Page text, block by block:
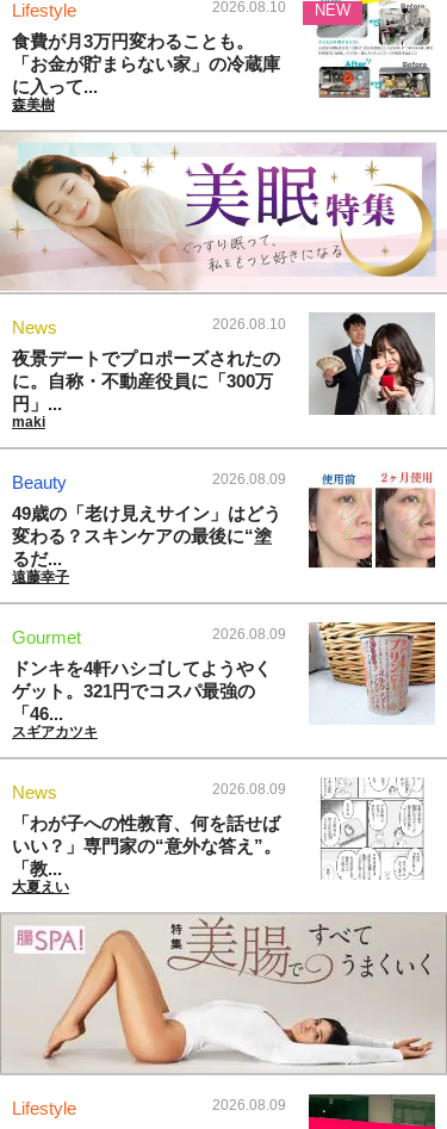
Lifestyle 2026.08.10
食費が月3万円変わることも。
「お金が貯まらない家」の冷蔵庫
に入って...
森美樹
NEW
News 2026.08.10
夜景デートでプロポーズされたの
に。自称・不動産役員に「300万
円」...
maki
Beauty 2026.08.09
49歳の「老け見えサイン」はどう
変わる？スキンケアの最後に“塗
るだ...
遠藤幸子
Gourmet 2026.08.09
ドンキを4軒ハシゴしてようやく
ゲット。321円でコスパ最強の
「46...
スギアカツキ
News 2026.08.09
「わが子への性教育、何を話せば
いい？」専門家の“意外な答え”。
「教...
大夏えい
Lifestyle 2026.08.09